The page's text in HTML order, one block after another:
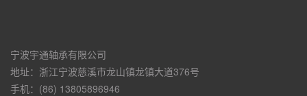
宁波宇通轴承有限公司
地址：浙江宁波慈溪市龙山镇龙镇大道376号
手机：(86) 13805896946